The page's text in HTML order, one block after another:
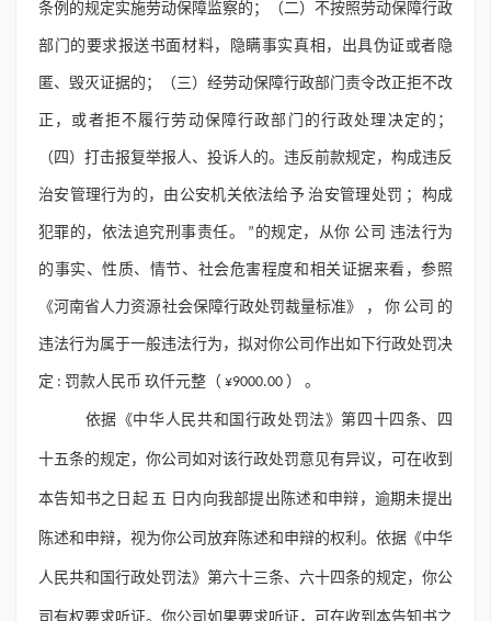
条例的规定实施劳动保障监察的；（二）不按照劳动保障行政
部门的要求报送书面材料，隐瞒事实真相，出具伪证或者隐
匿、毁灭证据的；（三）经劳动保障行政部门责令改正拒不改
正，或者拒不履行劳动保障行政部门的行政处理决定的；
（四）打击报复举报人、投诉人的。违反前款规定，构成违反
治安管理行为的，由公安机关依法给予治安管理处罚 ；构成
犯罪的，依法追究刑事责任。 ”的规定，从你 公司 违法行为
的事实、性质、情节、社会危害程度和相关证据来看，参照
《河南省人力资源社会保障行政处罚裁量标准》 ， 你 公司 的
违法行为属于一般违法行为，拟对你公司作出如下行政处罚决
定 : 罚款人民币 玖仟元整（ ¥9000.00 ） 。
依据《中华人民共和国行政处罚法》第四十四条、四
十五条的规定，你公司如对该行政处罚意见有异议，可在收到
本告知书之日起 五 日内向我部提出陈述和申辩，逾期未提出
陈述和申辩，视为你公司放弃陈述和申辩的权利。依据《中华
人民共和国行政处罚法》第六十三条、六十四条的规定，你公